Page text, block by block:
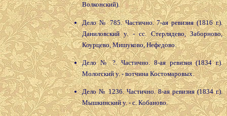
Волконский).
Дело № 785. Частично. 7-ая ревизия (1816 г.).
Даниловский у. - сс. Стерлядево, Заборново,
Коурцево, Мишуково, Нефедово.
Дело № ?. Частично. 8-ая ревизия (1834 г.).
Мологский у. - вотчина Костомаровых.
Дело № 1236. Частично. 8-ая ревизия (1834 г.).
Мышкинский у. - с. Кобаново.